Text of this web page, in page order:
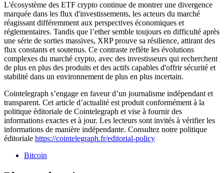
L'écosystème des ETF crypto continue de montrer une divergence
marquée dans les flux d'investissements, les acteurs du marché
réagissant différemment aux perspectives économiques et
réglementaires. Tandis que l’ether semble toujours en difficulté après
une série de sorties massives, XRP prouve sa résilience, attirant des
flux constants et soutenus. Ce contraste reflète les évolutions
complexes du marché crypto, avec des investisseurs qui recherchent
de plus en plus des produits et des actifs capables d'offrir sécurité et
stabilité dans un environnement de plus en plus incertain.
Cointelegraph s’engage en faveur d’un journalisme indépendant et
transparent. Cet article d’actualité est produit conformément à la
politique éditoriale de Cointelegraph et vise à fournir des
informations exactes et à jour. Les lecteurs sont invités à vérifier les
informations de manière indépendante. Consultez notre politique
éditoriale https://cointelegraph.fr/editorial-policy
Bitcoin